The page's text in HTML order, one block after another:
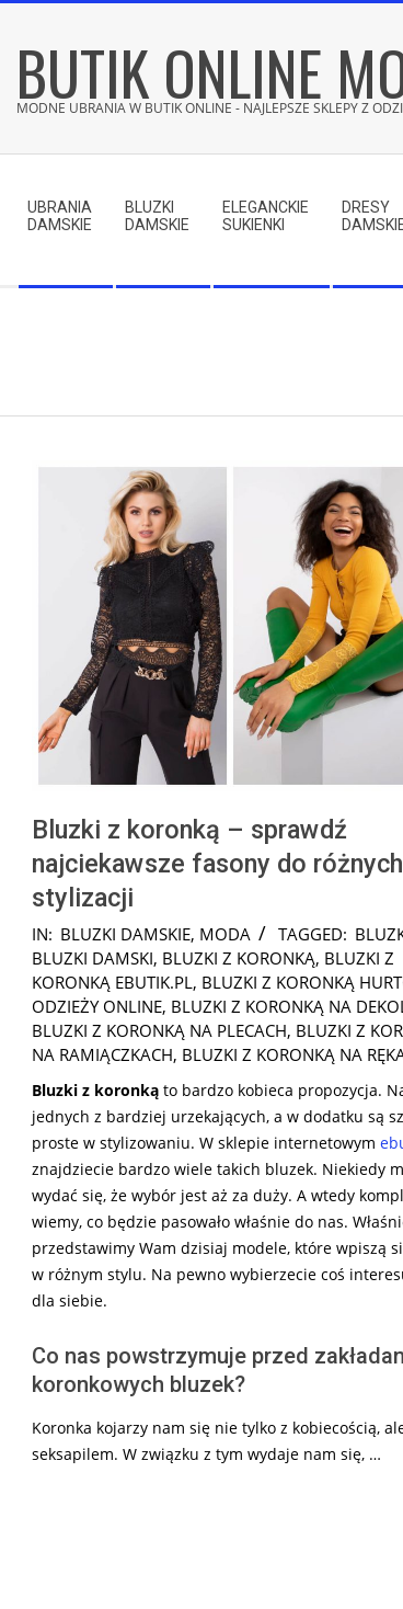
contentBUTIK ONLINE
MODNE UBRANIA W BUTIK ONLINE - NAJLEPSZE SKLEPY Z
Menu
UBRANIA
DAMSKIE
BLUZKI
DAMSKIE
ELEGANCKIE
SUKIENKI
DRESY
Bluzki z koronką – sprawdź
najciekawsze fasony do różnych
stylizacji
2022-
02-
17
IN: BLUZKI DAMSKIE, MODA TAGGED:
BLUZKI DAMSKI, BLUZKI Z KORONKĄ, BLUZKI Z
KORONKĄ EBUTIK.PL, BLUZKI Z KORONKĄ
ODZIEŻY ONLINE, BLUZKI Z KORONKĄ NA
BLUZKI Z KORONKĄ NA PLECACH, BLUZKI Z
NA RAMIĄCZKACH, BLUZKI Z KORONKĄ NA
Bluzki z koronką to bardzo kobieca propozycja.
jednych z bardziej urzekających, a w dodatku są
proste w stylizowaniu. W sklepie internetowym
znajdziecie bardzo wiele takich bluzek. Niekiedy
wydać się, że wybór jest aż za duży. A wtedy
wiemy, co będzie pasowało właśnie do nas.
przedstawimy Wam dzisiaj modele, które wpiszą
w różnym stylu. Na pewno wybierzecie coś
dla siebie.
Co nas powstrzymuje przed
koronkowych bluzek?
Koronka kojarzy nam się nie tylko z kobiecością,
seksapilem. W związku z tym wydaje nam się, …